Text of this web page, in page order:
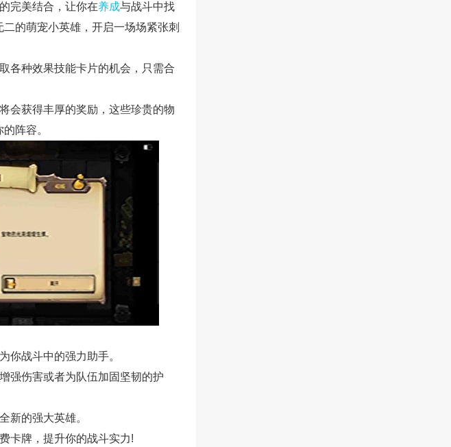
完美结合，让你在养成与战斗中找
的萌宠小英雄，开启一场场紧张刺
各种效果技能卡片的机会，只需合
会获得丰厚的奖励，这些珍贵的物
阵容。
你战斗中的强力助手。
强伤害或者为队伍加固坚韧的护
新的强大英雄。
卡牌，提升你的战斗实力!